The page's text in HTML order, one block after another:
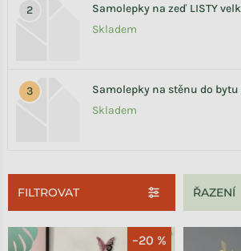
Samolepky na zeď LISTY
Skladem
Samolepky na stěnu do bytu
Skladem
FILTROVAT
Výpis produktů
–20 %